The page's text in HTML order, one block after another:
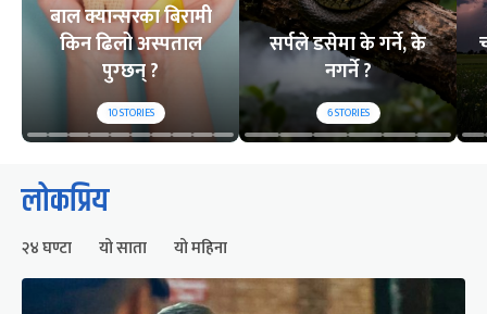
बाल क्यान्सरका बिरामी
किन ढिलो अस्पताल
पुग्छन् ?
10STORIES
सर्पले डसेमा के गर्ने, के
नगर्ने ?
6STORIES
लोकप्रिय
२४ घण्टा यो साता यो महिना